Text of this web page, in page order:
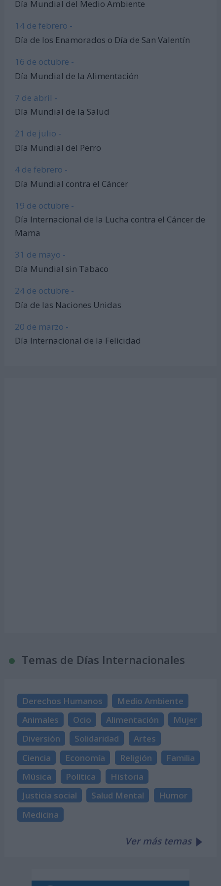
Día Mundial del Medio Ambiente
14 de febrero -
Día de los Enamorados o Día de San Valentín
16 de octubre -
Día Mundial de la Alimentación
7 de abril -
Día Mundial de la Salud
21 de julio -
Día Mundial del Perro
4 de febrero -
Día Mundial contra el Cáncer
19 de octubre -
Día Internacional de la Lucha contra el Cáncer de
Mama
31 de mayo -
Día Mundial sin Tabaco
24 de octubre -
Día de las Naciones Unidas
20 de marzo -
Día Internacional de la Felicidad
Temas de Días Internacionales
Derechos Humanos
Medio Ambiente
Animales
Ocio Alimentación
Mujer
Diversión
Solidaridad
Artes
Ciencia
Economía Religión
Familia
Música
Política
Historia
Justicia social
Salud Mental
Humor
Medicina
Ver más temas